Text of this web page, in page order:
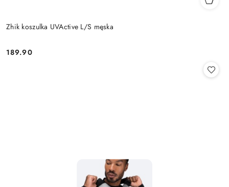
Zhik koszulka UVActive L/S męska
Cena:
189.90